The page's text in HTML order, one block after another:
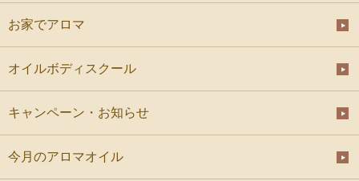
お家でアロマ
オイルボディスクール
キャンペーン・お知らせ
今月のアロマオイル